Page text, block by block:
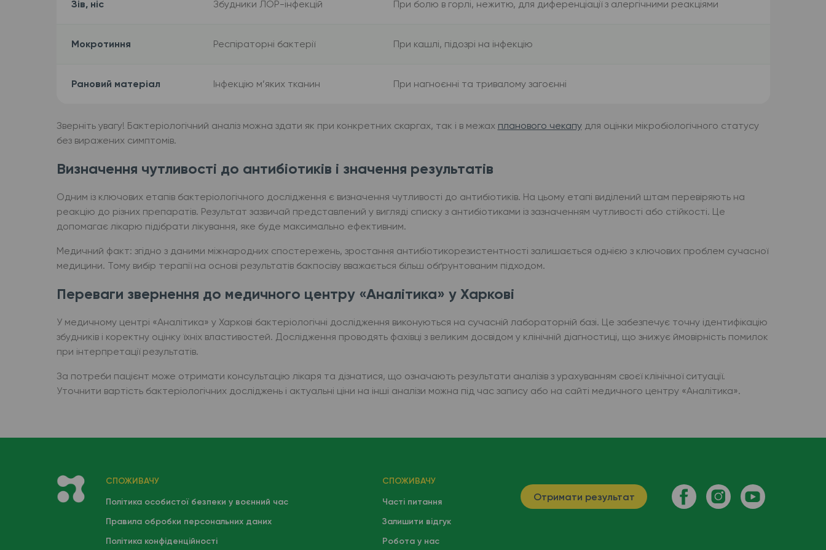
Зів, ніс Збудники ЛОР-інфекцій При болю в горлі, нежитю, для диференціації з алергічними реакціями
Мокротиння Респіраторні бактерії При кашлі, підозрі на інфекцію
Рановий матеріал Інфекцію м’яких тканин При нагноєнні та тривалому загоєнні
Зверніть увагу! Бактеріологічний аналіз можна здати як при конкретних скаргах, так і в межах планового чекапудля оцінки мікробіологічного статусу
без виражених симптомів.
Визначення чутливості до антибіотиків і значення результатів
Одним із ключових етапів бактеріологічного дослідження є визначення чутливості до антибіотиків. На цьому етапі виділений штам перевіряють на
реакцію до різних препаратів. Результат зазвичай представлений у вигляді списку з антибіотиками із зазначенням чутливості або стійкості. Це
допомагає лікарю підібрати лікування, яке буде максимально ефективним.
Медичний факт: згідно з даними міжнародних спостережень, зростання антибіотикорезистентності залишається однією з ключових проблем сучасної
медицини. Тому вибір терапії на основі результатів бакпосіву вважається більш обґрунтованим підходом.
Переваги звернення до медичного центру «Аналітика» у Харкові
У медичному центрі «Аналітика» у Харкові бактеріологічні дослідження виконуються на сучасній лабораторній базі. Це забезпечує точну ідентифікацію
збудників і коректну оцінку їхніх властивостей. Дослідження проводять фахівці з великим досвідом у клінічній діагностиці, що знижує ймовірність помилок
при інтерпретації результатів.
За потреби пацієнт може отримати консультацію лікаря та дізнатися, що означають результати аналізів з урахуванням своєї клінічної ситуації.
Уточнити вартість бактеріологічних досліджень і актуальні ціни на інші аналізи можна під час запису або на сайті медичного центру «Аналітика».
СПОЖИВАЧУ
СПОЖИВАЧУ
Політика особистої безпеки у воєнний час
Часті питання
Правила обробки персональних даних
Залишити відгук
Політика конфіденційності
Робота у нас
Отримати результат